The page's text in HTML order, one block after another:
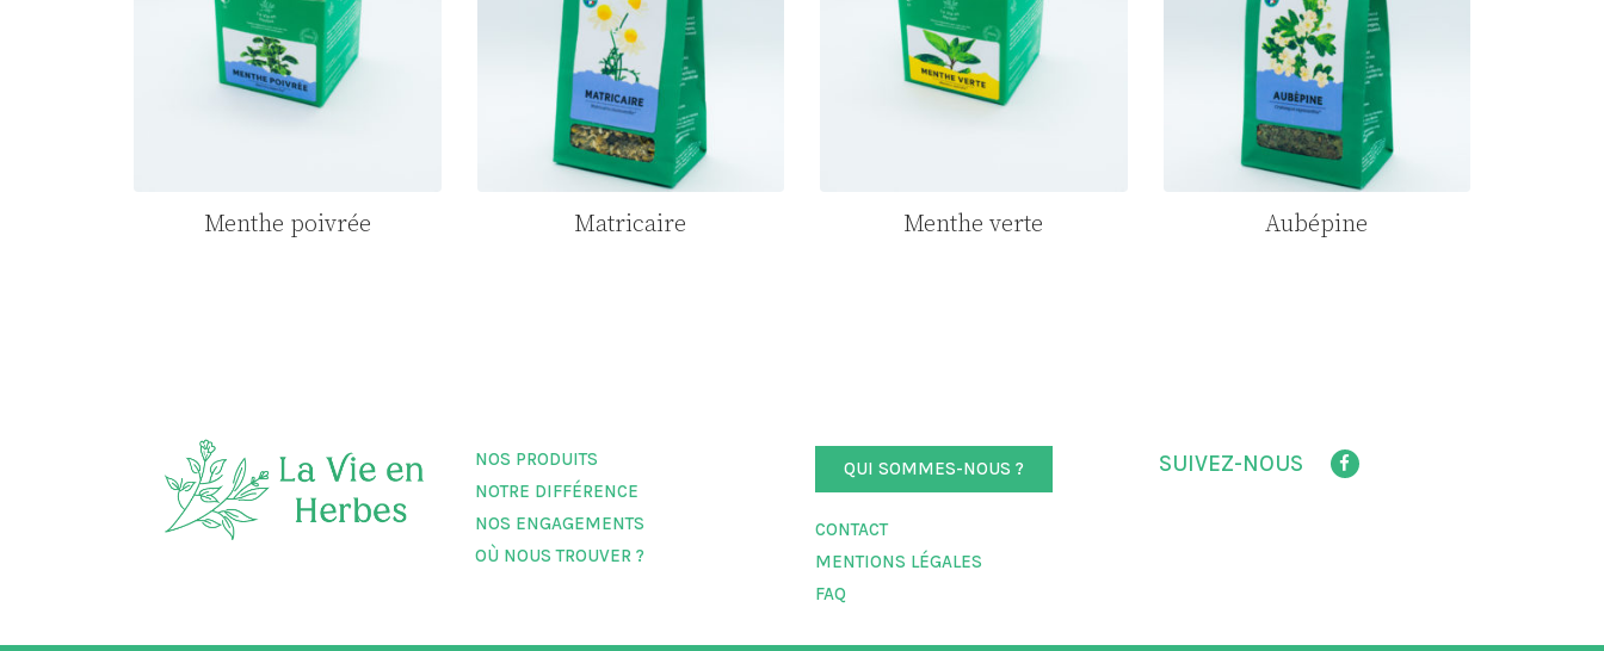
Menthe poivrée Matricaire Menthe verte Aubépine
NOS PRODUITS
NOTRE DIFFÉRENCE
NOS ENGAGEMENTS
OÙ NOUS TROUVER ?
QUI SOMMES-NOUS ?
CONTACT
MENTIONS LÉGALES
FAQ
SUIVEZ-NOUS